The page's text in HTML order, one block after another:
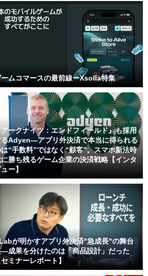
ムコマースの最前線ーXsolla特集
アークナイツ：エンドフィールド』も採用
Adyen―アプリ外決済で本当に得られる
“手数料”ではなく“顧客”。スマホ新法時
勝ち残るゲーム企業の決済戦略【インタ
ー】
が明かすアプリ外決済"急成長"の舞台
成果を分けたのは「商品設計」だった
セミナーレポート】